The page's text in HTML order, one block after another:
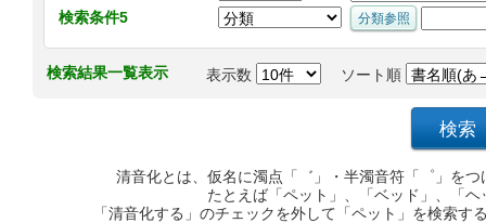
検索条件5
検索結果一覧表示 表示数 ソート順
清音化とは、仮名に濁点「゛」・半濁音符「゜」を
たとえば「ペット」、「ベッド」、「
「清音化する」のチェックを外して「ペット」を検索